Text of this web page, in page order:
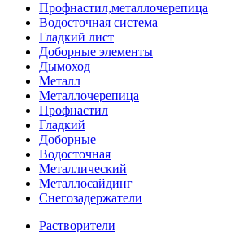
Профнастил,металлочерепица
Водосточная система
Гладкий лист
Доборные элементы
Дымоход
Металл
Металлочерепица
Профнастил
Гладкий
Доборные
Водосточная
Металлический
Металлосайдинг
Снегозадержатели
Растворители